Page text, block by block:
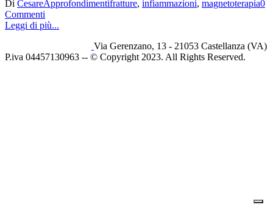
Di CesareApprofondimentifratture, infiammazioni, magnetoterapia0
Commenti
Leggi di più...
Via Gerenzano, 13 - 21053 Castellanza (VA)
P.iva 04457130963 -- © Copyright 2023. All Rights Reserved.